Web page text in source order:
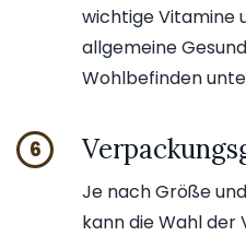
wichtige Vitamine
allgemeine
Wohlbefinden
6
Je nach Größe
kann die Wahl